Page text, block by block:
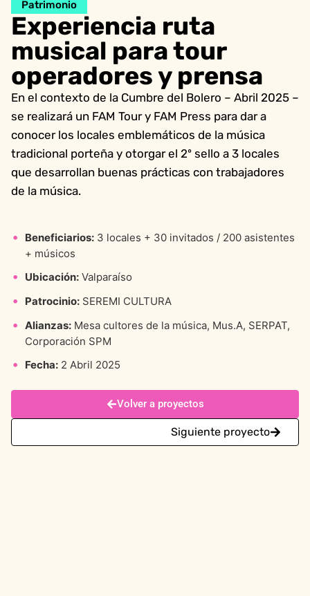
Patrimonio
Experiencia ruta
musical para tour
operadores y prensa
En el contexto de la Cumbre del Bolero – Abril 2025 –
se realizará un FAM Tour y FAM Press para dar a
conocer los locales emblemáticos de la música
tradicional porteña y otorgar el 2º sello a 3 locales
que desarrollan buenas prácticas con trabajadores
de la música.
Beneficiarios: 3 locales + 30 invitados / 200 asistentes
+ músicos
Ubicación: Valparaíso
Patrocinio: SEREMI CULTURA
Alianzas: Mesa cultores de la música, Mus.A, SERPAT,
Corporación SPM
Fecha: 2 Abril 2025
Volver a proyectos
Siguiente proyecto